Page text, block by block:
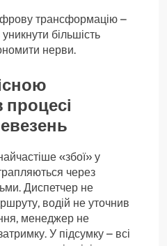
трансформацію –
більшість
нерви.
процесі
«збої» у
через
Диспетчер не
водій не уточнив
менеджер не
У підсумку – всі